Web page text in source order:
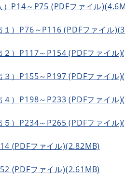
P14～P75 (PDFファイル
）P76～P116 (PDFファイル
）P117～P154 (PDFファイル
）P155～P197 (PDFファイル
）P198～P233 (PDFファイル
）P234～P265 (PDFファイル
(PDFファイル)(2.82MB)
(PDFファイル)(2.61MB)